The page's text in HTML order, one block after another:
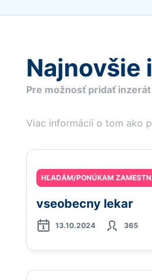
Najnovšie
Pre možnosť pridať
Viac informácií o tom ako
HĽADÁM/PONÚKAM
vseobecny lekar
13.10.2024 365